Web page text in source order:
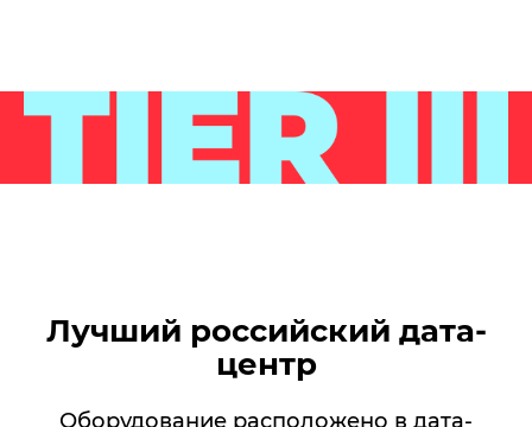
Лучший российский дата-
центр
Оборудование расположено в дата-